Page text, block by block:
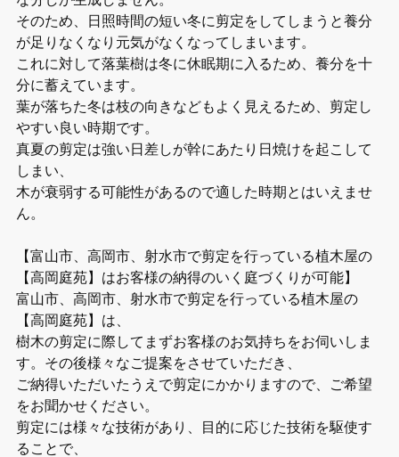
そのため、日照時間の短い冬に剪定をしてしまうと養分
が足りなくなり元気がなくなってしまいます。
これに対して落葉樹は冬に休眠期に入るため、養分を十
分に蓄えています。
葉が落ちた冬は枝の向きなどもよく見えるため、剪定し
やすい良い時期です。
真夏の剪定は強い日差しが幹にあたり日焼けを起こして
しまい、
木が衰弱する可能性があるので適した時期とはいえませ
ん。
【富山市、高岡市、射水市で剪定を行っている植木屋の
【高岡庭苑】はお客様の納得のいく庭づくりが可能】
富山市、高岡市、射水市で剪定を行っている植木屋の
【高岡庭苑】は、
樹木の剪定に際してまずお客様のお気持ちをお伺いしま
す。その後様々なご提案をさせていただき、
ご納得いただいたうえで剪定にかかりますので、ご希望
をお聞かせください。
剪定には様々な技術があり、目的に応じた技術を駆使す
ることで、